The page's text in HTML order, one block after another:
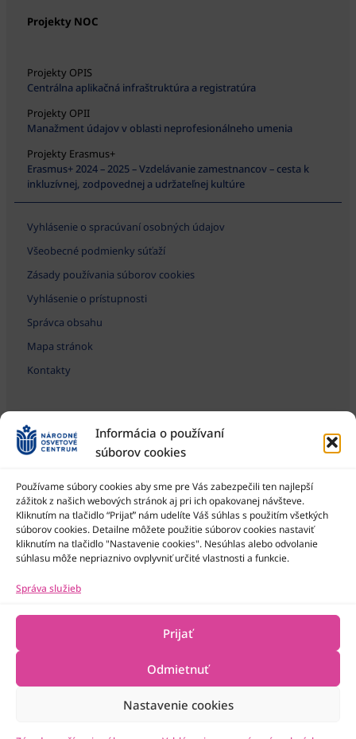
Informácia o používaní
súborov cookies
Používame súbory cookies aby sme pre Vás zabezpečili ten najlepší
zážitok z našich webových stránok aj pri ich opakovanej návšteve.
Kliknutím na tlačidlo “Prijať” nám udelíte Váš súhlas s použitím všetkých
súborov cookies. Detailne môžete použitie súborov cookies nastaviť
kliknutím na tlačidlo "Nastavenie cookies". Nesúhlas alebo odvolanie
súhlasu môže nepriaznivo ovplyvniť určité vlastnosti a funkcie.
Správa služieb
Prijať
Odmietnuť
Nastavenie cookies
Projekty NOC
Projekty OPIS
Centrálna aplikačná infraštruktúra a registratúra
Projekty OPII
Manažment údajov v oblasti neprofesionálneho umenia
Projekty Erasmus+
Erasmus+ 2024 – 2025 – Vzdelávanie zamestnancov – cesta k
inkluzívnej, zodpovednej a udržateľnej kultúre
Vyhlásenie o spracúvaní osobných údajov
Všeobecné podmienky súťaží
Zásady používania súborov cookies
Vyhlásenie o prístupnosti
Správca obsahu
Mapa stránok
Kontakty
Národné osvetové centrum je štátna príspevková organizácia
Ministerstva kultúry SR
2022-2026 © Národné osvetové centrumVšetky práva vyhradené